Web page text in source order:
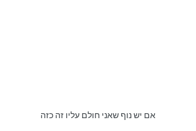
אם יש נוף שאני חולם עליו זה כזה